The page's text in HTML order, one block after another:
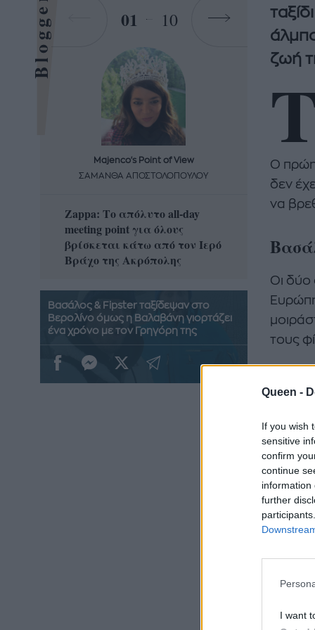
Queen -
If you wish
sensitive
confirm
continue
information
further
I want
ζωή
Ο
δεν
να
Οι δύο
τους
Bloggers 01 10
Majenco's Point of View
ΣΑΜΑΝΘΑ ΑΠΟΣΤΟΛΟΠΟΥΛΟΥ
Zappa: Το απόλυτο all-day
meeting point για όλους
βρίσκεται κάτω από τον Ιερό
Βράχο της Ακρόπολης
Η
Βασάλος & Fipster ταξίδεψαν στο
Βερολίνο όμως η Βαλαβάνη γιορτάζει
ένα χρόνο με τον Γρηγόρη της